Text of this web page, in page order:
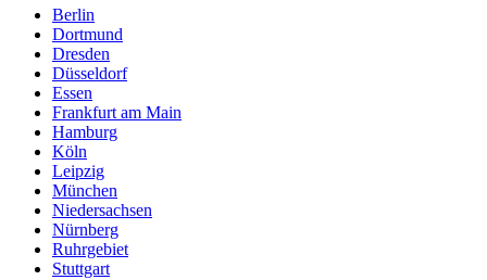
Berlin
Dortmund
Dresden
Düsseldorf
Essen
Frankfurt am Main
Hamburg
Köln
Leipzig
München
Niedersachsen
Nürnberg
Ruhrgebiet
Stuttgart